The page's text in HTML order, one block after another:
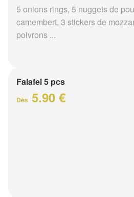
5 onions rings, 5 nuggets de
camembert, 3 stickers de
poivrons ...
Falafel 5 pcs
Dès 5.90 €